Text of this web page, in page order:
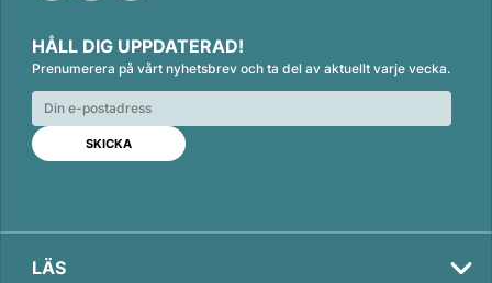
n
k
e
d
n
c
e
b
o
o
k
a
i
l
HÅLL DIG UPPDATERAD!
Prenumerera på vårt nyhetsbrev och ta del av aktuellt varje vecka.
LÄS